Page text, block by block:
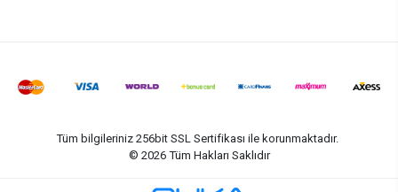
Tüm bilgileriniz 256bit SSL Sertifikası ile korunmaktadır.
© 2026 Tüm Hakları Saklıdır